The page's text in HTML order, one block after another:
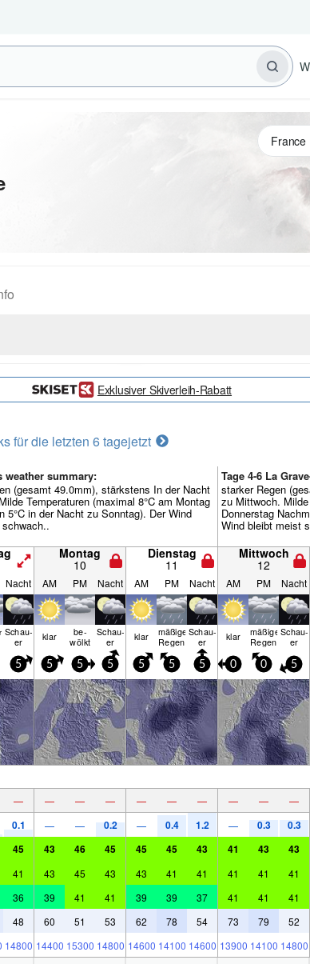
Exklusiver Skiverleih-Rabatt
für die letzten 6 tagejetzt
weather summary:
(gesamt 49.0mm), stärkstens In der Nacht
Temperaturen (maximal 8°C am Montag
5°C in der Nacht zu Sonntag). Der Wind
Tage 4-6 La
starker Regen
zu Mittwoch.
Donnerstag
Wind bleibt meist
Montag
10
Dienstag
11
Mittwoch
12
Nacht AM PM Nacht AM PM Nacht AM PM Nacht
Schau­
er klar be­
wölkt
Schau­
er klar mäßiger
Regen
Schau­
er klar mäßiger
Regen
Schau­
er
5 5 5 5 5 5 5 0 0 5
— — — — — — — — — —
0.1 — — 0.2 — 0.4 1.2 — 0.3 0.3
45 43 46 45 45 45 43 41 43 43
41 43 45 43 43 41 41 41 41 41
36 39 41 41 39 39 37 41 41 41
48 60 51 53 62 78 54 73 79 52
14800 14400 15300 14800 14600 14100 14600 13900 14100 14800